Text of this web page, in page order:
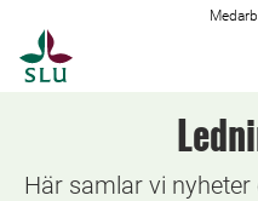
Här samlar vi